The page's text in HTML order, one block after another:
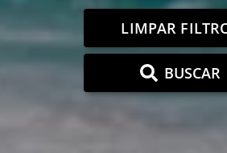
LIMPAR
BUSCAR